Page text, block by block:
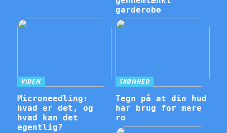
garderobe
VIDEN
Microneedling:
hvad er det, og
hvad kan det
egentlig?
SKØNHED
Tegn på at din hud
har brug for mere
ro